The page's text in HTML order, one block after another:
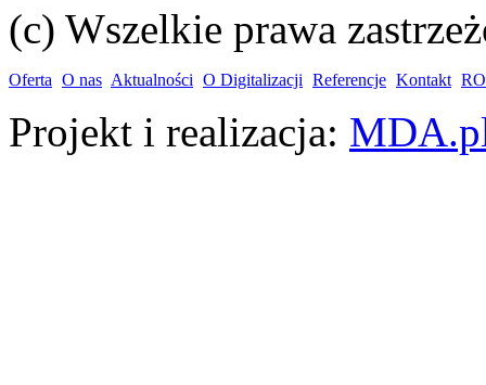
(c) Wszelkie prawa
Oferta O nas Aktualności O Digitalizacji Referencje Kontakt
Projekt i realizacja: